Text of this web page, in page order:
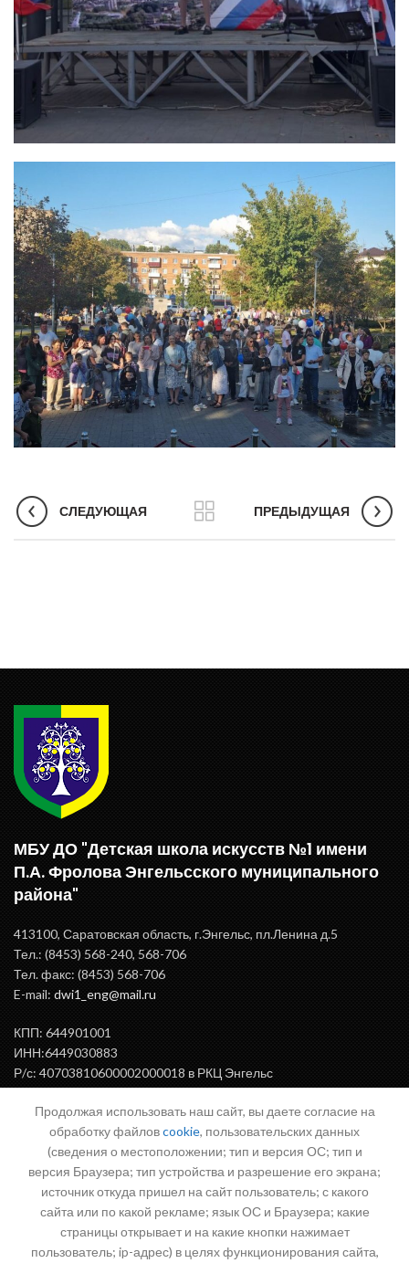
СЛЕДУЮЩАЯ ПРЕДЫДУЩАЯ
МБУ ДО "Детская школа искусств №1 имени
П.А. Фролова Энгельсского муниципального
района"
413100, Саратовская область, г.Энгельс, пл.Ленина д.5
Тел.: (8453) 568-240, 568-706
Тел. факс: (8453) 568-706
E-mail: dwi1_eng@mail.ru
КПП: 644901001
ИНН:6449030883
Р/с: 40703810600002000018 в РКЦ Энгельс
БИК: 046375000
ВАЖНАЯ ИНФОРМАЦИЯ
Письмо директору
Продолжая использовать наш сайт, вы даете согласие на
обработку файловcookie, пользовательских данных
(сведения о местоположении; тип и версия ОС; тип и
версия Браузера; тип устройства и разрешение его экрана;
источник откуда пришел на сайт пользователь; с какого
сайта или по какой рекламе; язык ОС и Браузера; какие
страницы открывает и на какие кнопки нажимает
пользователь; ip-адрес) в целях функционирования сайта,